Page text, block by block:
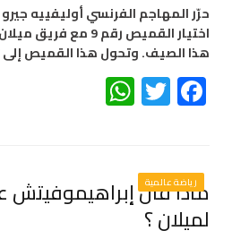
حرّر المهاجم الفرنسي أوليفييه
اختيار القميص رقم 9
هذا الصيف. وتحول هذا القميص
Facebook
Twitter
رياضة عالمية
ماذا قال
لميلان ؟